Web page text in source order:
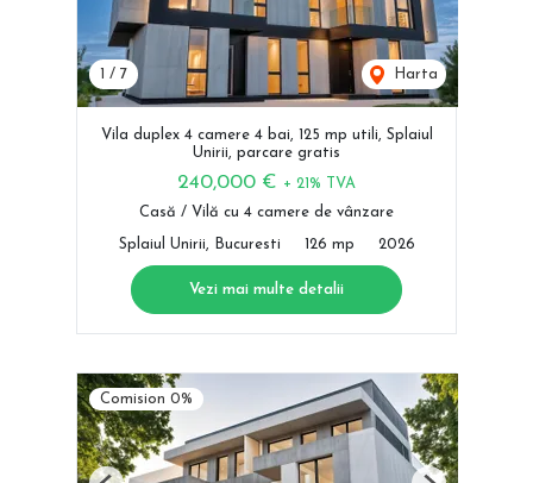
1 / 7 Harta
Vila duplex 4 camere 4 bai, 125 mp utili, Splaiul
Unirii, parcare gratis
240,000 € + 21% TVA
Casă / Vilă cu 4 camere de vânzare
Splaiul Unirii, Bucuresti 126 mp 2026
Vezi mai multe detalii
Comision 0%